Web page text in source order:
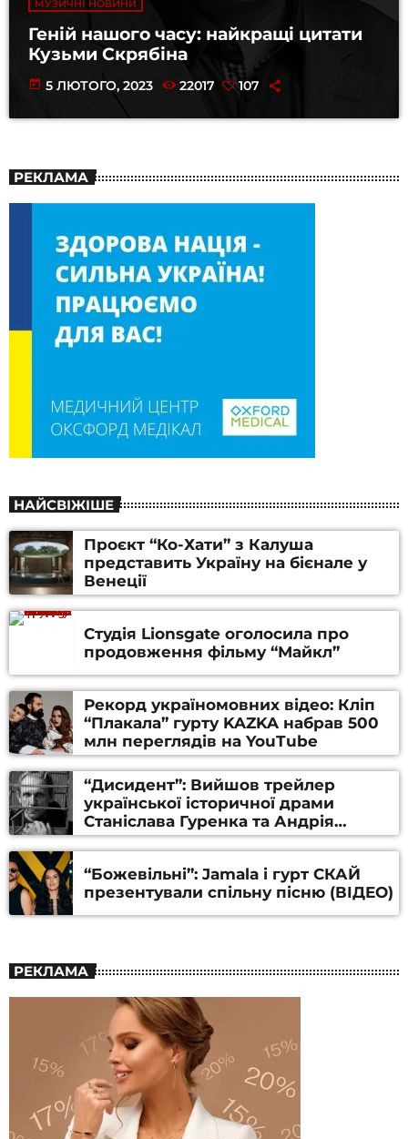
МУЗИЧНІ НОВИНИ
Геній нашого часу: найкращі цитати
Кузьми Скрябіна
today 5 ЛЮТОГО, 2023 22017 107
РЕКЛАМА
НАЙСВІЖІШЕ
Проєкт “Ко-Хати” з Калуша
представить Україну на бієнале у
Венеції
Студія Lionsgate оголосила про
продовження фільму “Майкл”
Рекорд україномовних відео: Кліп
“Плакала” гурту KAZKA набрав 500
млн переглядів на YouTube
“Дисидент”: Вийшов трейлер
української історичної драми
Станіслава Гуренка та Андрія
Алфьорова (ВІДЕО)
“Божевільні”: Jamala і гурт СКАЙ
презентували спільну пісню (ВІДЕО)
РЕКЛАМА